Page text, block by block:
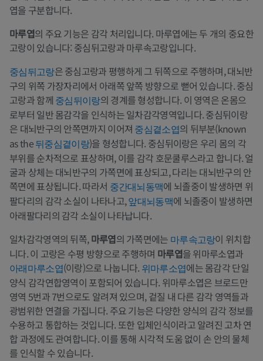
엽을 구분합니다.
마루엽의 주요 기능은 감각 처리입니다. 마루엽에는 두 개의 중요한
고랑이 있습니다: 중심뒤고랑과 마루속고랑입니다.
중심뒤고랑은 중심고랑과 평행하게 그 뒤쪽으로 주행하며, 대뇌반
구의 위쪽 가장자리에서 아래쪽 앞쪽 방향으로 뻗어 있습니다. 중심
고랑과 함께 중심뒤이랑의 경계를 형성합니다. 이 영역은 온몸으
로부터 일반 몸감각을 인식하는 일차감각영역입니다. 중심뒤이랑
은 대뇌반구의 안쪽면까지 이어져 중심곁소엽의 뒤부분(known
as the뒤중심곁이랑)을 형성합니다. 중심뒤이랑은 우리 몸의 각
부위를 순차적으로 표상하며, 이를 감각 호문쿨루스라고 합니다. 얼
굴과 상체는 대뇌반구의 가쪽면에 표상되고, 다리는 대뇌반구의 안
쪽면에 표상됩니다. 따라서 중간대뇌동맥에 뇌졸중이 발생하면 위
팔다리의 감각 소실이 나타나고,앞대뇌동맥에 뇌졸중이 발생하면
아래팔다리의 감각 소실이 나타납니다.
일차감각영역의 뒤쪽,마루엽의 가쪽면에는 마루속고랑이 위치합
니다. 이 고랑은 수평 방향으로 주행하며 마루엽을 위마루소엽과
아래마루소엽(이랑)으로 나눕니다. 위마루소엽에는 몸감각 단일
양식 감각연합영역이 포함되어 있습니다. 위마루소엽은 브로드만
영역 5번과 7번으로도 알려져 있으며, 겉질 내 다른 감각 영역들과
광범위한 연결을 가집니다. 주요 기능은 다양한 양식의 감각 정보를
수용하고 통합하는 것입니다. 또한 입체인식이라고 알려진 고차 연
합 과정에도 관여합니다. 이를 통해 시각적 도움 없이 손 안의 물체
를 인식할 수 있습니다.